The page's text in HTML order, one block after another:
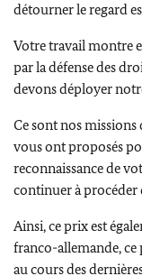
détourner le regard
Votre travail montre
par la défense des
devons déployer
Ce sont nos
vous ont proposés
reconnaissance de
continuer à procéder
Ainsi, ce prix est
franco-allemande, ce
au cours des